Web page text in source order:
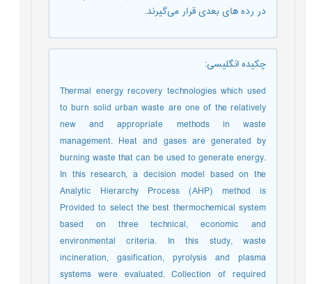
در رده های بعدی قرار می‌گیرند.
چکیده انگلیسی:
Thermal energy recovery technologies which used
to burn solid urban waste are one of the relatively
new and appropriate methods in waste
management. Heat and gases are generated by
burning waste that can be used to generate energy.
In this research, a decision model based on the
Analytic Hierarchy Process (AHP) method is
Provided to select the best thermochemical system
based on three technical, economic and
environmental criteria. In this study, waste
incineration, gasification, pyrolysis and plasma
systems were evaluated. Collection of required